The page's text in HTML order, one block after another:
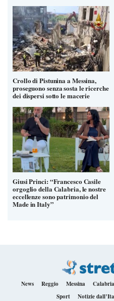
Crollo di Pistunina a Messina,
proseguono senza sosta le ricerche
dei dispersi sotto le macerie
Giusi Princi: “Francesco Casile
orgoglio della Calabria, le nostre
eccellenze sono patrimonio del
Made in Italy”
News Reggio Messina Calabria
Sport
Notizie